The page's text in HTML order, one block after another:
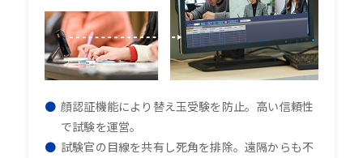
顔認証機能により替え玉受験を防止。高い信頼性
で試験を運営。
試験官の目線を共有し死角を排除。遠隔からも不